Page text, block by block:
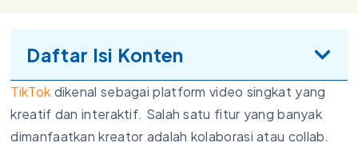
Daftar Isi Konten
TikTok dikenal sebagai platform video singkat yang
kreatif dan interaktif. Salah satu fitur yang banyak
dimanfaatkan kreator adalah kolaborasi atau collab.